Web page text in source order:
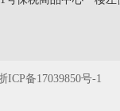
ICP备17039850号-1